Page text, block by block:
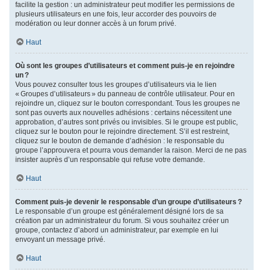
facilite la gestion : un administrateur peut modifier les permissions de
plusieurs utilisateurs en une fois, leur accorder des pouvoirs de
modération ou leur donner accès à un forum privé.
Haut
Où sont les groupes d’utilisateurs et comment puis-je en rejoindre
un ?
Vous pouvez consulter tous les groupes d’utilisateurs via le lien
« Groupes d’utilisateurs » du panneau de contrôle utilisateur. Pour en
rejoindre un, cliquez sur le bouton correspondant. Tous les groupes ne
sont pas ouverts aux nouvelles adhésions : certains nécessitent une
approbation, d’autres sont privés ou invisibles. Si le groupe est public,
cliquez sur le bouton pour le rejoindre directement. S’il est restreint,
cliquez sur le bouton de demande d’adhésion : le responsable du
groupe l’approuvera et pourra vous demander la raison. Merci de ne pas
insister auprès d’un responsable qui refuse votre demande.
Haut
Comment puis-je devenir le responsable d’un groupe d’utilisateurs ?
Le responsable d’un groupe est généralement désigné lors de sa
création par un administrateur du forum. Si vous souhaitez créer un
groupe, contactez d’abord un administrateur, par exemple en lui
envoyant un message privé.
Haut